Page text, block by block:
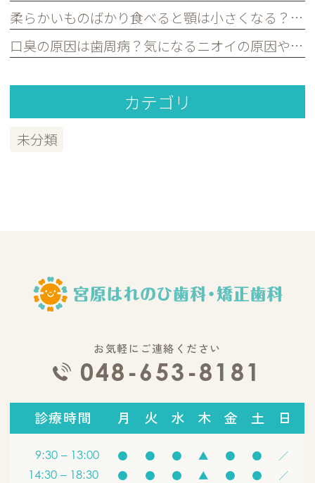
柔らかいものばかり食べると顎は小さくなる？子どもの歯並びとの関係を歯科医が解説｜宮原・さいたま市北区の歯医者
口臭の原因は歯周病？気になるニオイの原因や対策を歯科医が解説｜宮原・さいたま市北区の歯医者
カテゴリ
未分類
お気軽にご連絡ください
048-653-8181
診療時間 月 火 水 木 金 土 日
9:30 – 13:00 ● ● ● ▲ ● ● ／
14:30 – 18:30 ● ● ● ▲ ● ● ／